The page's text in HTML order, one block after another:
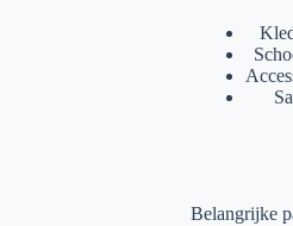
Belangrijke